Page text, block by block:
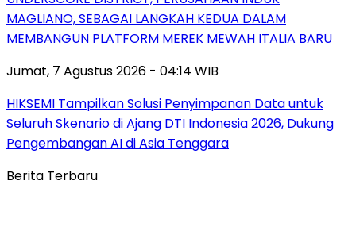
MAGLIANO, SEBAGAI LANGKAH KEDUA DALAM
MEMBANGUN PLATFORM MEREK MEWAH ITALIA BARU
Jumat, 7 Agustus 2026 - 04:14 WIB
HIKSEMI Tampilkan Solusi Penyimpanan Data untuk
Seluruh Skenario di Ajang DTI Indonesia 2026, Dukung
Pengembangan AI di Asia Tenggara
Berita Terbaru